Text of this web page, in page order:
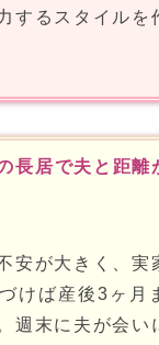
するスタイルを
長居で夫と距離
安が大きく、実
けば産後3ヶ月
週末に夫が会い